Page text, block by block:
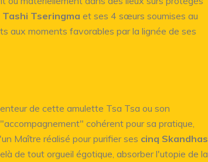
Tashi Tseringma et ses 4 sœurs soumises au
aux moments favorables par la lignée de ses
de cette amulette Tsa Tsa ou son
cohérent pour sa pratique,
Maître réalisé pour purifier ses cinq Skandhas
de tout orgueil égotique, absorber l'utopie de la